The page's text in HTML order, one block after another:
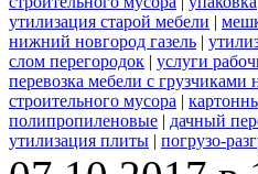
утилизация старой мебели |
нижний новгород газель |
слом перегородок | услуги
перевозка мебели с
строительного мусора |
полипропиленовые | дачный
утилизация плиты | погрузо-